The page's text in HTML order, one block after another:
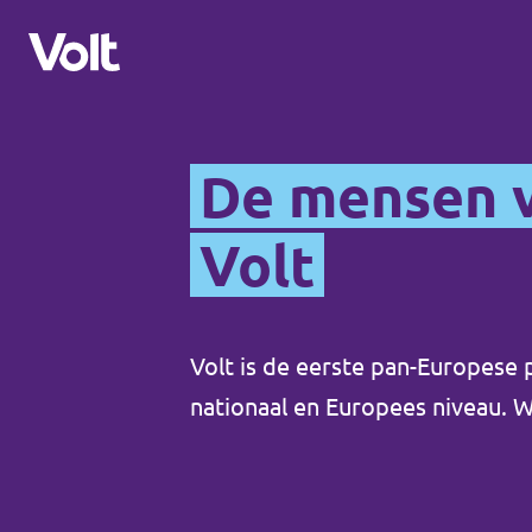
Afdelingen in de gemeenten
Volt Amsterdam
...alle Volt gemeenten
De mensen
Volt
Volt is de eerste pan-Europese
nationaal en Europees niveau.